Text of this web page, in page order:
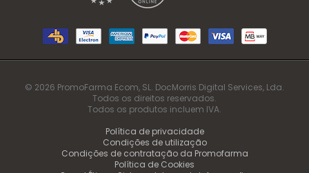
© 2026 PromoFarma Ecom, SL. DocMorris Digital Services, Lda.
Todos os direitos reservados.
Todos os produtos incluem IVA.
Política de privacidade
Condições de utilização
Condições de contratação da Promofarma
Política de Cookies